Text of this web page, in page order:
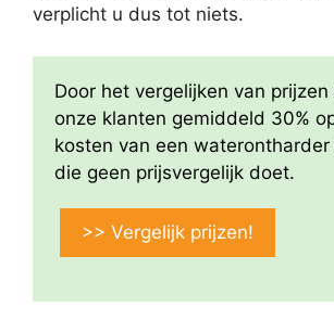
verplicht u dus tot niets.
Door het vergelijken van
onze klanten gemiddeld 30%
kosten van een waterontharder
die geen prijsvergelijk doet.
>> Vergelijk prijzen!